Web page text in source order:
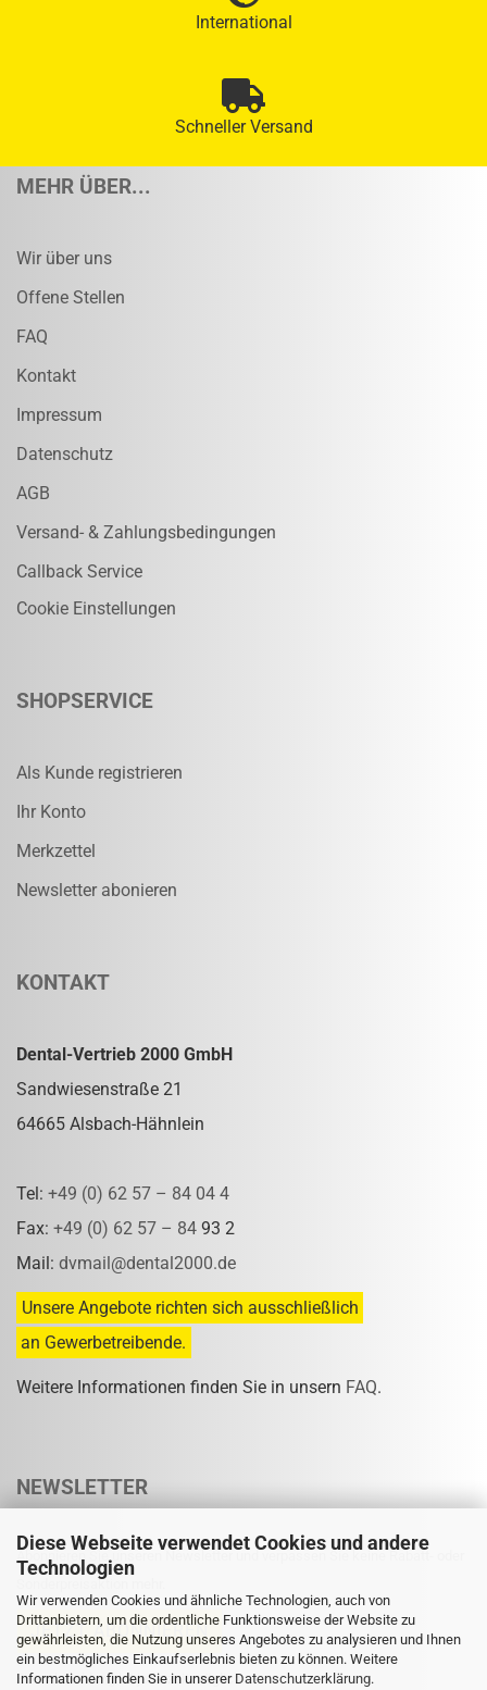
Diese Webseite verwendet Cookies und andere
Technologien
Wir verwenden Cookies und ähnliche Technologien, auch von
Drittanbietern, um die ordentliche Funktionsweise der Website zu
gewährleisten, die Nutzung unseres Angebotes zu analysieren und Ihnen
ein bestmögliches Einkaufserlebnis bieten zu können. Weitere
Informationen finden Sie in unserer Datenschutzerklärung.
International
Schneller Versand
MEHR ÜBER...
Wir über uns
Offene Stellen
FAQ
Kontakt
Impressum
Datenschutz
AGB
Versand- & Zahlungsbedingungen
Callback Service
Cookie Einstellungen
SHOPSERVICE
Als Kunde registrieren
Ihr Konto
Merkzettel
Newsletter abonieren
KONTAKT
Dental-Vertrieb 2000 GmbH
Sandwiesenstraße 21
64665 Alsbach-Hähnlein
Tel: +49 (0) 62 57 – 84 04 4
Fax: +49 (0) 62 57 – 84 93 2
Mail: dvmail@dental2000.de
Unsere Angebote richten sich ausschließlich
an Gewerbetreibende.
Weitere Informationen finden Sie in unsern FAQ.
NEWSLETTER
Abonnieren Sie unseren Newsletter und verpassen Sie keine Rabatt- oder
Sonderpreisaktion mehr.
Eine Abmeldung ist jederzeit möglich.